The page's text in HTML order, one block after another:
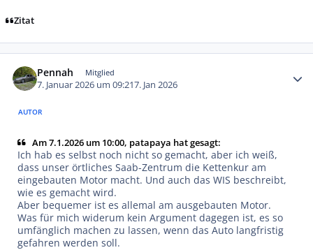
Zitat
Pennah Mitglied
7. Januar 2026 um 09:217. Jan 2026
AUTOR
Am 7.1.2026 um 10:00, patapaya hat gesagt:
Ich hab es selbst noch nicht so gemacht, aber ich weiß,
dass unser örtliches Saab-Zentrum die Kettenkur am
eingebauten Motor macht. Und auch das WIS beschreibt,
wie es gemacht wird.
Aber bequemer ist es allemal am ausgebauten Motor.
Was für mich widerum kein Argument dagegen ist, es so
umfänglich machen zu lassen, wenn das Auto langfristig
gefahren werden soll.